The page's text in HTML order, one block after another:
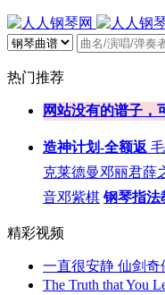
热门推荐
网站没有的谱子，
造神计划-全额返
克莱德曼邓丽君薛
音邓紫棋 钢琴指法
精彩视频
一直很安静 仙剑奇
The Truth that You